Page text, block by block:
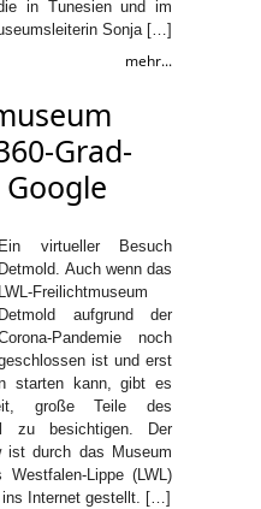
in Tunesien und im
Sonja […]
mehr...
Grad-
Ein virtueller Besuch
Detmold. Auch wenn das
LWL-Freilichtmuseum
Detmold aufgrund der
Pandemie noch
ist und erst
starten kann, gibt es
große Teile des
zu besichtigen. Der
ist durch das Museum
Westfalen-Lippe (LWL)
ins Internet gestellt. […]